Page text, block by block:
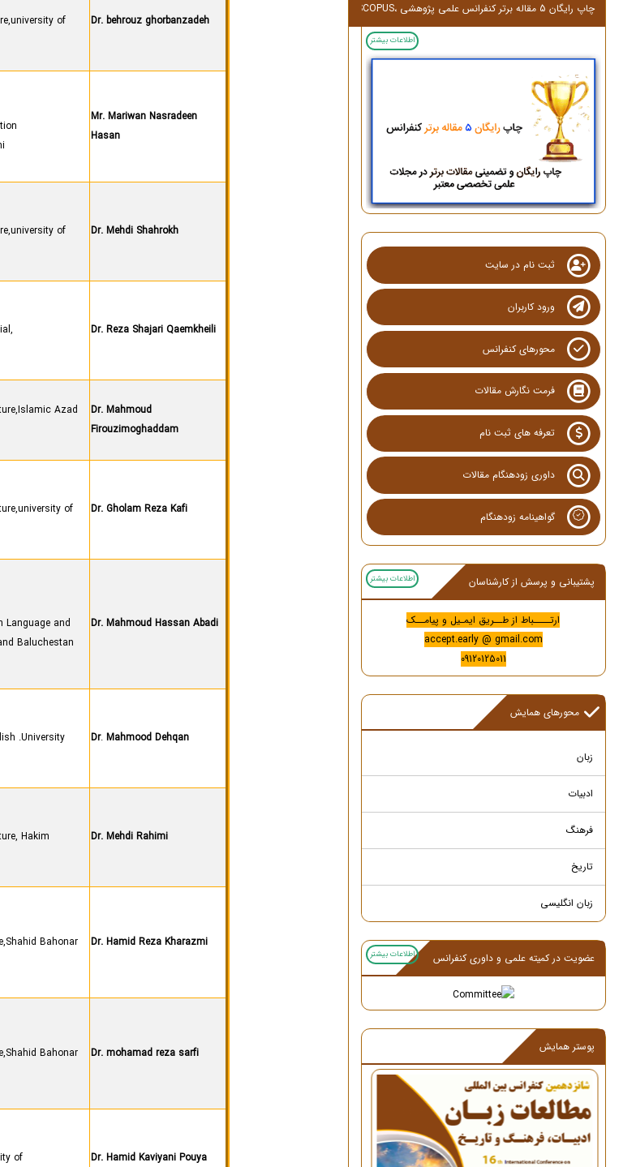
چاپ رایگان 5 مقاله برتر کنفرانس علمی پژوهشی ،ISI,SCOPUS
اطلاعات بیشتر
ثبت نام در سایت
ورود کاربران
محورهای کنفرانس
فرمت نگارش مقالات
تعرفه های ثبت نام
داوری زودهنگام مقالات
گواهینامه زودهنگام
پشتیبانی و پرسش از کارشناسان اطلاعات بیشتر
ارتــــباط از طــریق ایمـیل و پیامــک
accept.early @ gmail.com
09120125011
محورهای همایش
زبان
ادبیات
فرهنگ
تاریخ
زبان انگلیسی
عضویت در کمیته علمی و داوری کنفرانس اطلاعات بیشتر
پوستر همایش
Dr. behrouz ghorbanzadeh
of
Mr. Mariwan Nasradeen
Hasan
Dr. Mehdi Shahrokh
of
Dr. Reza Shajari Qaemkheili
Dr. Mahmoud
Firouzimoghaddam
Azad
Dr. Gholam Reza Kafi
of
Dr. Mahmoud Hassan Abadi
Language and
Baluchestan
Dr. Mahmood Dehqan
.University
Dr. Mehdi Rahimi
Hakim
Dr. Hamid Reza Kharazmi
Bahonar
Dr. mohamad reza sarfi
Bahonar
Dr. Hamid Kaviyani Pouya
of